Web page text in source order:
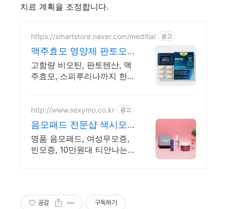
치료 계획을 조정합니다.
https://smartstore.naver.com/meditial 광고
맥주효모 영양제 판토오
틴 식약처 기능성 인정원
료 사용
고함량 비오틴, 판토텐산, 맥
주효모, 스피루리나까지 한번
http://www.sexymo.co.kr 광고
음모패드 전문샵 색시모
창립 10주년 이벤트 할인
명품 음모패드, 여성무모증,
빈모증, 10만원대 티안나는
공감 구독하기